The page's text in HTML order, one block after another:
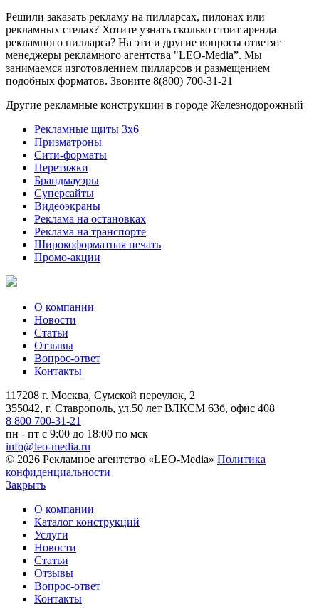
Решили заказать рекламу на пилларсах, пилонах или
рекламных стелах? Хотите узнать сколько стоит аренда
рекламного пилларса? На эти и другие вопросы ответят
менеджеры рекламного агентства "LEO-Media”. Мы
занимаемся изготовлением пилларсов и размещением
подобных форматов. Звоните 8(800) 700-31-21
Другие рекламные конструкции в городе Железнодорожный
Рекламные щиты 3х6
Призматроны
Сити-форматы
Перетяжки
Брандмауэры
Суперсайты
Видеоэкраны
Реклама на остановках
Реклама на транспорте
Широкоформатная печать
Промо-акции
О компании
Новости
Статьи
Отзывы
Вопрос-ответ
Контакты
117208 г. Москва, Сумской переулок, 2
355042, г. Ставрополь, ул.50 лет ВЛКСМ 63б, офис 408
8 800 700-31-21
пн - пт с 9:00 до 18:00 по мск
info@leo-media.ru
© 2026 Рекламное агентство «LEO-Media» Политика
конфиденциальности
Закрыть
О компании
Каталог конструкций
Услуги
Новости
Статьи
Отзывы
Вопрос-ответ
Контакты